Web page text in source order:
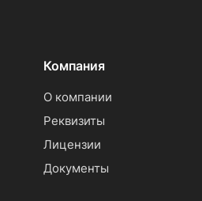
Компания
О компании
Реквизиты
Лицензии
Документы